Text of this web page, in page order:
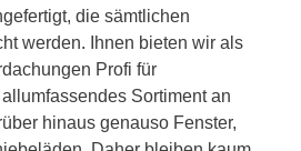
die sämtlichen
werden. Ihnen bieten wir als
Profi für
Sortiment an
hinaus genauso Fenster,